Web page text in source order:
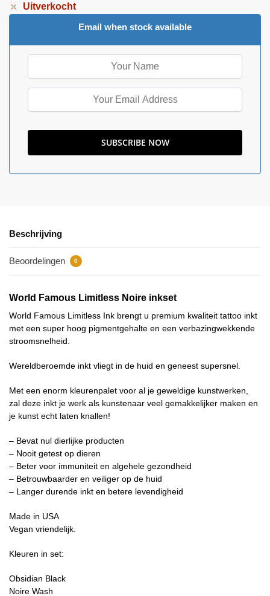
Uitverkocht
Email when stock available
Beschrijving
Beoordelingen 0
World Famous Limitless Noire inkset
World Famous Limitless Ink brengt u premium kwaliteit tattoo inkt
met een super hoog pigmentgehalte en een verbazingwekkende
stroomsnelheid.
Wereldberoemde inkt vliegt in de huid en geneest supersnel.
Met een enorm kleurenpalet voor al je geweldige kunstwerken,
zal deze inkt je werk als kunstenaar veel gemakkelijker maken en
je kunst echt laten knallen!
– Bevat nul dierlijke producten
– Nooit getest op dieren
– Beter voor immuniteit en algehele gezondheid
– Betrouwbaarder en veiliger op de huid
– Langer durende inkt en betere levendigheid
Made in USA
Vegan vriendelijk.
Kleuren in set:
Obsidian Black
Noire Wash